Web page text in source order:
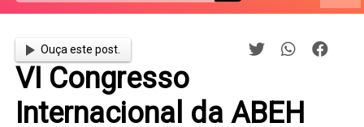
Ouça este post.
VI Congresso
Internacional da ABEH